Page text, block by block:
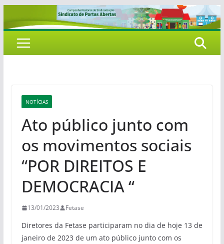
para
conteúdo
NOTÍCIAS
Ato público junto com
os movimentos sociais
“POR DIREITOS E
DEMOCRACIA “
13/01/2023 Fetase
Diretores da Fetase participaram no dia de hoje 13 de
janeiro de 2023 de um ato público junto com os